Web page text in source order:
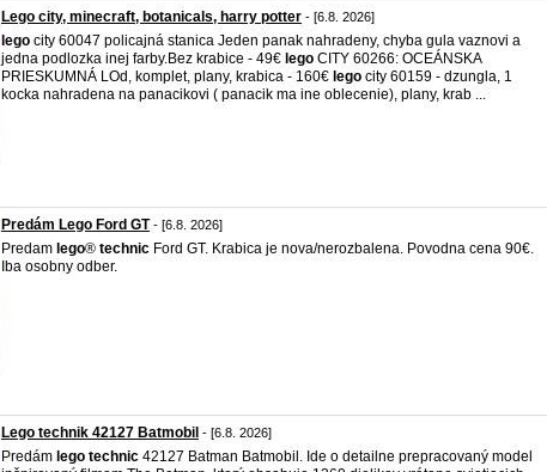
Lego city, minecraft, botanicals, harry potter - [6.8. 2026]
lego city 60047 policajná stanica Jeden panak nahradeny, chyba gula vaznovi a
jedna podlozka inej farby.Bez krabice - 49€ lego CITY 60266: OCEÁNSKA
PRIESKUMNÁ LOd, komplet, plany, krabica - 160€ lego city 60159 - dzungla, 1
kocka nahradena na panacikovi ( panacik ma ine oblecenie), plany, krab ...
Predám Lego Ford GT- [6.8. 2026]
Predam lego® technic Ford GT. Krabica je nova/nerozbalena. Povodna cena 90€.
Iba osobny odber.
Lego technik 42127 Batmobil - [6.8. 2026]
Predám lego technic 42127 Batman Batmobil. Ide o detailne prepracovaný model